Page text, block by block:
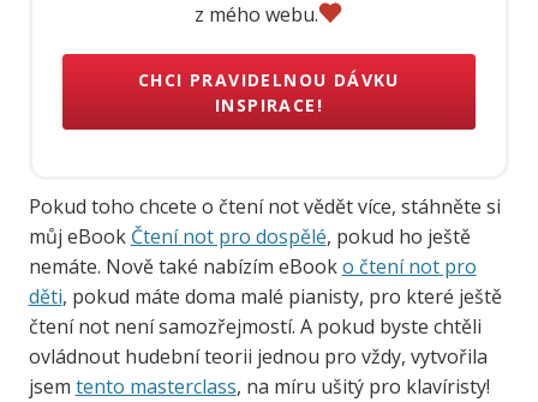
z mého webu.
CHCI PRAVIDELNOU DÁVKU
INSPIRACE!
Pokud toho chcete o čtení not vědět více, stáhněte si
můj eBook Čtení not pro dospělé, pokud ho ještě
nemáte. Nově také nabízím eBooko čtení not pro
děti, pokud máte doma malé pianisty, pro které ještě
čtení not není samozřejmostí. A pokud byste chtěli
ovládnout hudební teorii jednou pro vždy, vytvořila
jsem tento masterclass, na míru ušitý pro klavíristy!